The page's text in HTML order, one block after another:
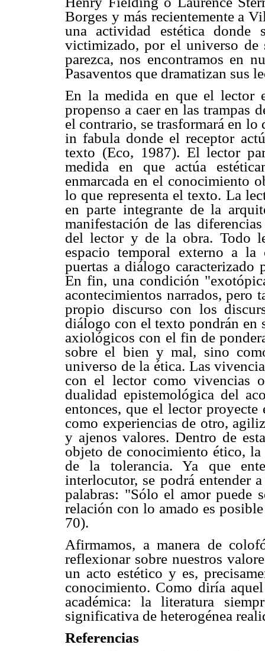
Borges y más recientemente a
una actividad estética
victimizado, por el universo de
parezca, nos encontramos en
Pasaventos que dramatizan sus
En la medida en que el lector
propenso a caer en las trampas
el contrario, se trasformará en
in fabula donde el receptor
texto (Eco, 1987). El lector
medida en que actúa
enmarcada en el conocimiento
lo que representa el texto. La
en parte integrante de la
manifestación de las
del lector y de la obra. Todo
espacio temporal externo a
puertas a diálogo
En fin, una condición
acontecimientos narrados, pero
propio discurso con los
diálogo con el texto pondrán
axiológicos con el fin de
sobre el bien y mal, sino
universo de la ética. Las
con el lector como vivencias
dualidad epistemológica del
entonces, que el lector
como experiencias de otro,
y ajenos valores. Dentro de
objeto de conocimiento ético,
de la tolerancia. Ya que
interlocutor, se podrá entender
palabras: "Sólo el amor puede
relación con lo amado es
70).
Afirmamos, a manera de
reflexionar sobre nuestros
un acto estético y es,
conocimiento. Como diría
académica: la literatura
significativa de heterogénea
Referencias